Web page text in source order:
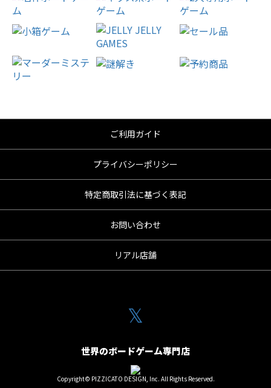
ご利用ガイド
プライバシーポリシー
特定商取引法に基づく表記
お問い合わせ
リアル店舗
𝕏
世界のボードゲーム専門店
Copyright© PIZZICATO DESIGN, Inc. All Rights Reserved.